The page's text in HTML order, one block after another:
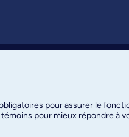
pour assurer le
pour mieux répondre à